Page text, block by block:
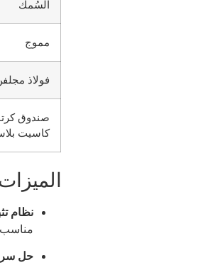
السُمك
مموج
فولاذ
صندوق
كاسيت
نظام
مناسب
حل